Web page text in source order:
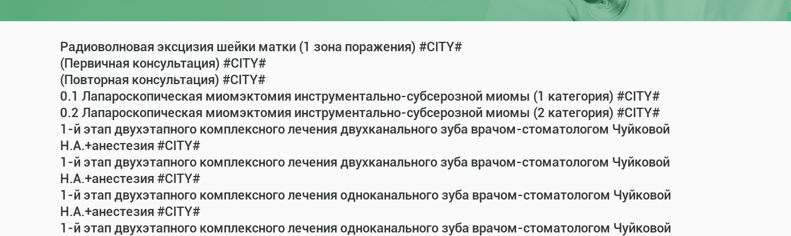
Радиоволновая эксцизия шейки матки (1 зона поражения) #CITY#
(Первичная консультация) #CITY#
(Повторная консультация) #CITY#
0.1 Лапароскопическая миомэктомия инструментально-субсерозной миомы (1 категория) #CITY#
0.2 Лапароскопическая миомэктомия инструментально-субсерозной миомы (2 категория) #CITY#
1-й этап двухэтапного комплексного лечения двухканального зуба врачом-стоматологом Чуйковой
Н.А.+анестезия #CITY#
1-й этап двухэтапного комплексного лечения двухканального зуба врачом-стоматологом Чуйковой
Н.А.+анестезия #CITY#
1-й этап двухэтапного комплексного лечения одноканального зуба врачом-стоматологом Чуйковой
Н.А.+анестезия #CITY#
1-й этап двухэтапного комплексного лечения одноканального зуба врачом-стоматологом Чуйковой